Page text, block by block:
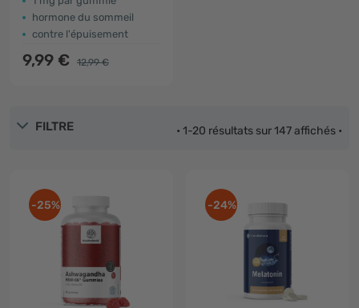
hormone du sommeil
contre l'épuisement
9,99 € 12,99 €
FILTRE • 1-20 résultats sur 147 affichés •
-25% -24%